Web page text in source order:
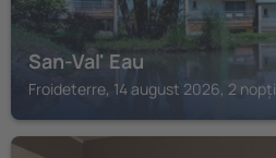
San-Val' Eau
Froideterre, 14 august 2026, 2 nopți